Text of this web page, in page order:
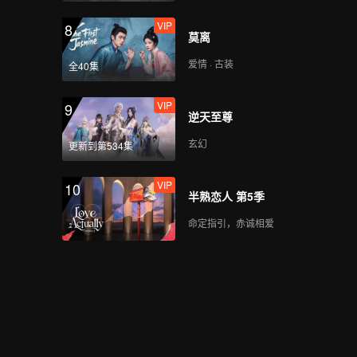
8
全40集
VIP
莫离
爱情 · 古装
9
更新到第534集
VIP
逆天至尊
玄幻
10 VIP
半熟恋人 第5季
命定指引，赤诚相爱